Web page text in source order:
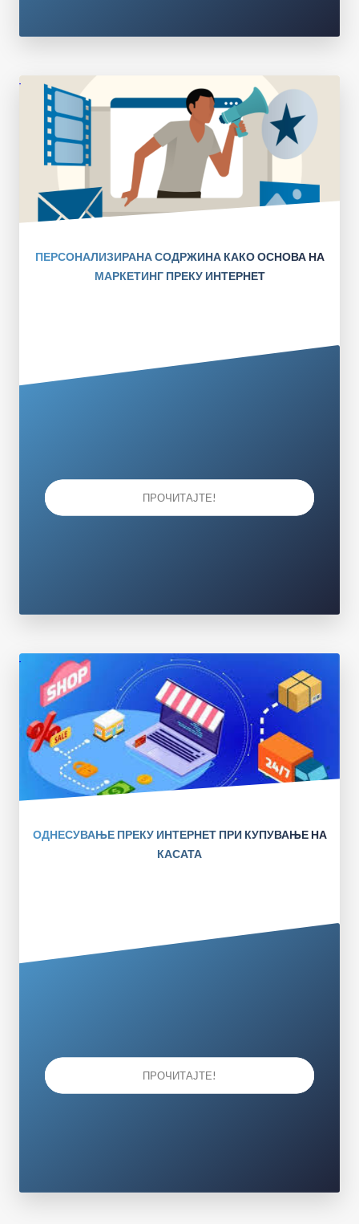
ПЕРСОНАЛИЗИРАНА СОДРЖИНА КАКО ОСНОВА НА
МАРКЕТИНГ ПРЕКУ ИНТЕРНЕТ
ПРОЧИТАЈТЕ!
ОДНЕСУВАЊЕ ПРЕКУ ИНТЕРНЕТ ПРИ КУПУВАЊЕ НА
КАСАТА
ПРОЧИТАЈТЕ!